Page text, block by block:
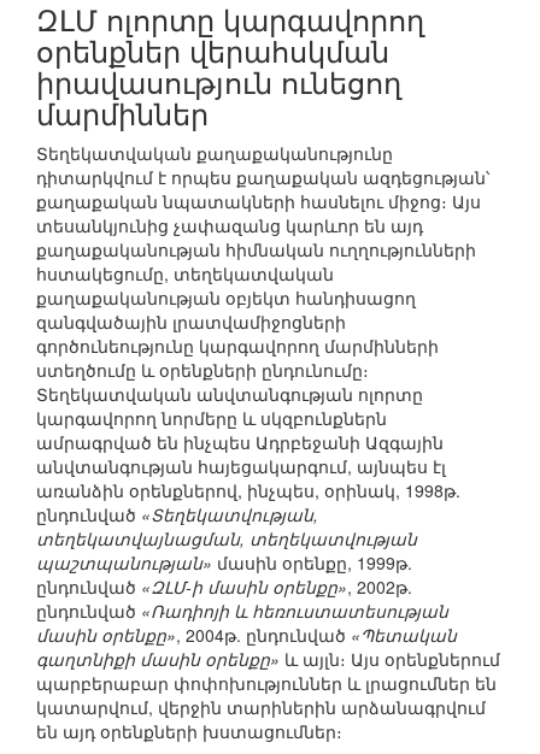
ԶԼՄ ոլորտը կարգավորող
օրենքներ վերահսկման
իրավասություն ունեցող
մարմիններ
Տեղեկատվական քաղաքականությունը
դիտարկվում է որպես քաղաքական ազդեցության՝
քաղաքական նպատակների հասնելու միջոց։ Այս
տեսանկյունից չափազանց կարևոր են այդ
քաղաքականության հիմնական ուղղությունների
հստակեցումը, տեղեկատվական
քաղաքականության օբյեկտ հանդիսացող
զանգվածային լրատվամիջոցների
գործունեությունը կարգավորող մարմինների
ստեղծումը և օրենքների ընդունումը։
Տեղեկատվական անվտանգության ոլորտը
կարգավորող նորմերը և սկզբունքներն
ամրագրված են ինչպես Ադրբեջանի Ազգային
անվտանգության հայեցակարգում, այնպես էլ
առանձին օրենքներով, ինչպես, օրինակ, 1998թ.
ընդունված «Տեղեկատվության,
տեղեկատվայնացման, տեղեկատվության
պաշտպանության» մասին օրենքը, 1999թ.
ընդունված «ԶԼՄ-ի մասին օրենքը», 2002թ.
ընդունված «Ռադիոյի և հեռուստատեսության
մասին օրենքը», 2004թ. ընդունված «Պետական
գաղտնիքի մասին օրենքը» և այլն։ Այս օրենքներում
պարբերաբար փոփոխություններ և լրացումներ են
կատարվում, վերջին տարիներին արձանագրվում
են այդ օրենքների խստացումներ։